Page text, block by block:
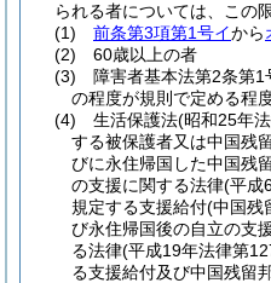
られる者については、この
(1)
前条第3項第1号イから
(2)
60歳以上の者
(3)
障害者基本法第2条第
の程度が規則で定める程
(4)
生活保護法(昭和25年
する被保護者又は中国残
びに永住帰国した中国残
の支援に関する法律(平成
規定する支援給付(中国残
び永住帰国後の自立の支
る法律(平成19年法律第
る支援給付及び中国残留